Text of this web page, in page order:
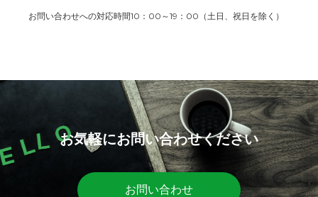
お問い合わせへの対応時間10：00～19：00（土日、祝日を除く）
お気軽にお問い合わせください
お問い合わせ